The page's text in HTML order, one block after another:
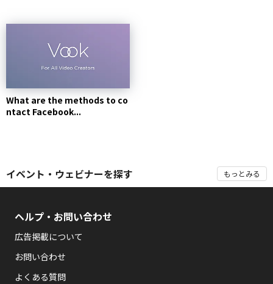
What are the methods to co
ntact Facebook...
イベント・ウェビナーを探す もっとみる
ヘルプ・お問い合わせ
広告掲載について
お問い合わせ
よくある質問